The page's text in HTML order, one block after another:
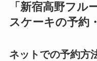
「新宿高野フル
スケーキの予約
ネットでの予約方